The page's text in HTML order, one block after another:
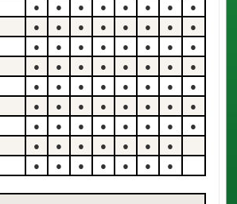
● ● ● ● ● ● ●
●
● ● ● ● ● ● ●
●
● ● ● ● ● ● ●
●
● ● ● ● ● ● ●
●
● ● ● ● ● ● ●
●
● ● ● ● ● ● ●
●
● ● ● ● ● ● ●
●
● ● ● ● ● ●
●
● ● ● ● ● ●
●